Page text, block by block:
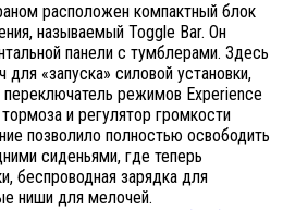
расположен компактный блок
называемый Toggle Bar. Он
панели с тумблерами. Здесь
«запуска» силовой установки,
режимов Experience
и регулятор громкости
позволило полностью освободить
сиденьями, где теперь
беспроводная зарядка для
ниши для мелочей.